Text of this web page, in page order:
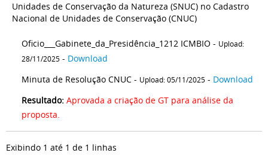
Unidades de Conservação da Natureza (SNUC) no Cadastro
Nacional de Unidades de Conservação (CNUC)
Oficio___Gabinete_da_Presidência_1212 ICMBIO - Upload:
28/11/2025 - Download
Minuta de Resolução CNUC - Upload: 05/11/2025 - Download
Resultado: Aprovada a criação de GT para análise da
proposta.
Exibindo 1 até 1 de 1 linhas